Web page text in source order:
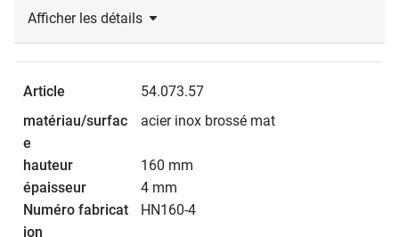
Afficher les détails
54.073.57
acier inox brossé mat
160 mm
4 mm
HN160-4